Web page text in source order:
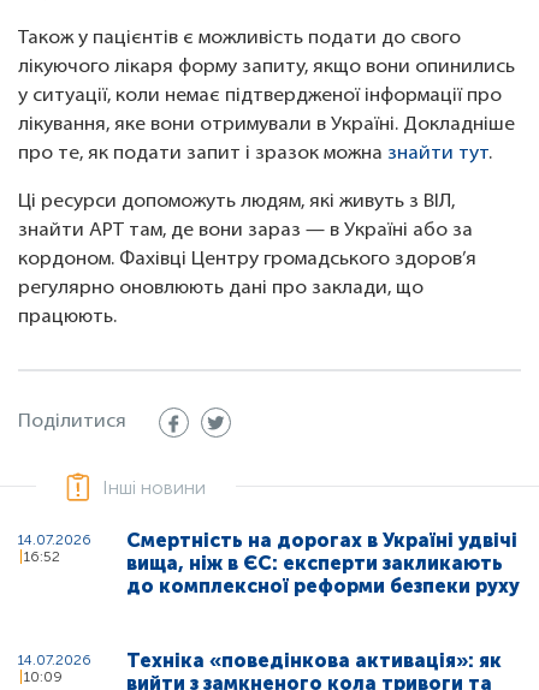
Також у пацієнтів є можливість подати до свого
лікуючого лікаря форму запиту, якщо вони опинились
у ситуації, коли немає підтвердженої інформації про
лікування, яке вони отримували в Україні. Докладніше
про те, як подати запит і зразок можна знайти тут.
Ці ресурси допоможуть людям, які живуть з ВІЛ,
знайти АРТ там, де вони зараз — в Україні або за
кордоном. Фахівці Центру громадського здоров’я
регулярно оновлюють дані про заклади, що
працюють.
Поділитися
Інші новини
14.07.2026
16:52
Смертність на дорогах в Україні удвічі
вища, ніж в ЄС: експерти закликають
до комплексної реформи безпеки руху
14.07.2026
10:09
Техніка «поведінкова активація»: як
вийти з замкненого кола тривоги та